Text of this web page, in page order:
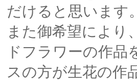
だけると思います。
また御希望により
ドフラワーの作
スの方が生花の作